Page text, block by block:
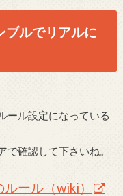
ブルでリアルに
ール設定になっている
確認して下さいね。
ール（wiki）